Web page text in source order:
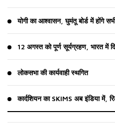
योगी का आश्वासन, घुमंतू बोर्ड में होंगे
12 अगस्त को पूर्ण सूर्यग्रहण, भारत में
लोकसभा की कार्यवाही स्थगित
कार्दशियन का SKIMS अब इंडिया में,